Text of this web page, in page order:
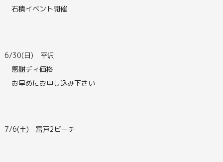
石積イベント開催
6/30(日) 平沢
感謝ディ価格
お早めにお申し込み下さい
7/6(土) 富戸2ビーチ